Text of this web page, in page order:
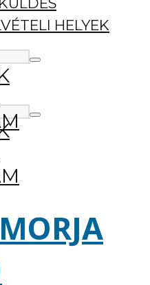
HELYEK